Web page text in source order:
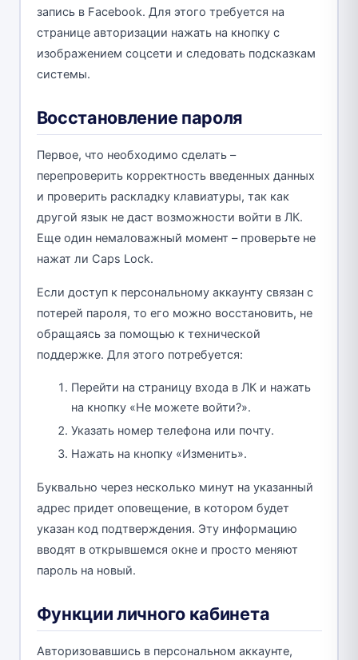
запись в Facebook. Для этого требуется на
странице авторизации нажать на кнопку с
изображением соцсети и следовать подсказкам
системы.
Восстановление пароля
Первое, что необходимо сделать –
перепроверить корректность введенных данных
и проверить раскладку клавиатуры, так как
другой язык не даст возможности войти в ЛК.
Еще один немаловажный момент – проверьте не
нажат ли Caps Lock.
Если доступ к персональному аккаунту связан с
потерей пароля, то его можно восстановить, не
обращаясь за помощью к технической
поддержке. Для этого потребуется:
Перейти на страницу входа в ЛК и нажать
на кнопку «Не можете войти?».
Указать номер телефона или почту.
Нажать на кнопку «Изменить».
Буквально через несколько минут на указанный
адрес придет оповещение, в котором будет
указан код подтверждения. Эту информацию
вводят в открывшемся окне и просто меняют
пароль на новый.
Функции личного кабинета
Авторизовавшись в персональном аккаунте,